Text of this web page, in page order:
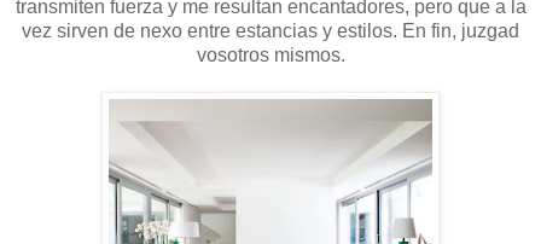
transmiten fuerza y me resultan encantadores, pero que a la
vez sirven de nexo entre estancias y estilos. En fin, juzgad
vosotros mismos.